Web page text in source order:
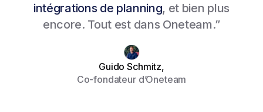
intégrations de planning, et bien plus
encore. Tout est dans Oneteam.”
Guido Schmitz,
Co-fondateur d’Oneteam